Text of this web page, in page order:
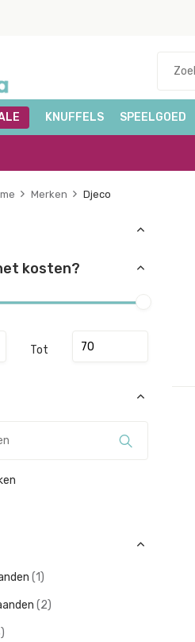
KNUFFELS SPEELGOED
Merken Djeco
kosten?
Tot
(1)
(2)